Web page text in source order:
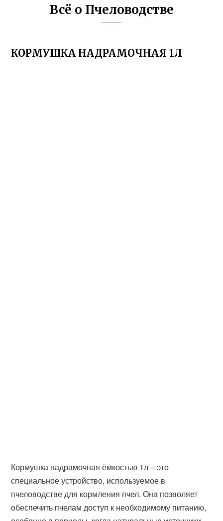
Всё о Пчеловодстве
КОРМУШКА НАДРАМОЧНАЯ 1Л
Кормушка надрамочная ёмкостью 1л – это
специальное устройство, используемое в
пчеловодстве для кормления пчел. Она позволяет
обеспечить пчелам доступ к необходимому питанию,